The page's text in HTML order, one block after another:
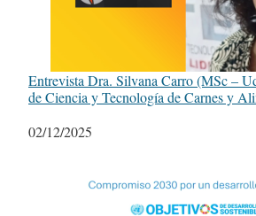
Entrevista Dra. Silvana Carro (MSc –
de Ciencia y Tecnología de Carnes y
Fecha
02/12/2025